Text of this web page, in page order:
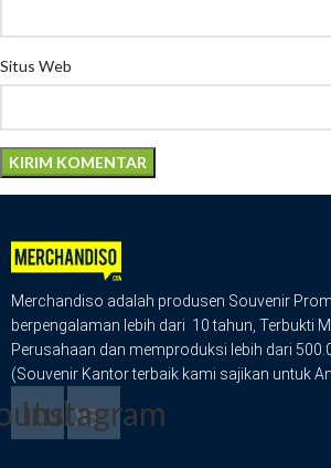
Situs Web
Merchandiso adalah produsen Souvenir
berpengalaman lebih dari 10 tahun, Terbukti
Perusahaan dan memproduksi lebih dari
(Souvenir Kantor terbaik kami sajikan untuk
Instagram